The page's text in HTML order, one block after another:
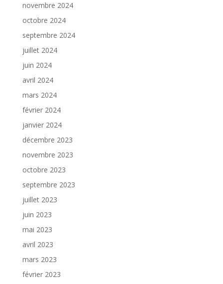
novembre 2024
octobre 2024
septembre 2024
juillet 2024
juin 2024
avril 2024
mars 2024
février 2024
janvier 2024
décembre 2023
novembre 2023
octobre 2023
septembre 2023
juillet 2023
juin 2023
mai 2023
avril 2023
mars 2023
février 2023